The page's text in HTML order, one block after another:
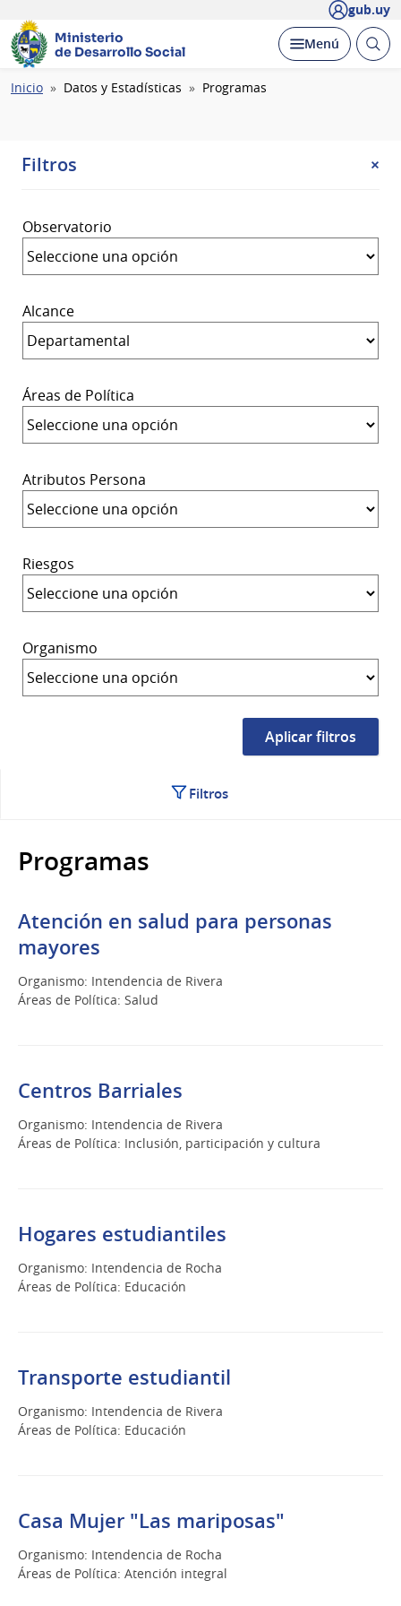
gub.uy
Ministerio
de Desarrollo Social
Desplegar
Menú Abrir
Ruta
Inicio Datos y Estadísticas Programas
Filtros +
Observatorio
Alcance
Áreas de Política
Atributos Persona
Riesgos
Organismo
Filtros
Programas
Atención en salud para personas
mayores
Organismo: Intendencia de Rivera
Áreas de Política: Salud
Centros Barriales
Organismo: Intendencia de Rivera
Áreas de Política: Inclusión, participación y cultura
Hogares estudiantiles
Organismo: Intendencia de Rocha
Áreas de Política: Educación
Transporte estudiantil
Organismo: Intendencia de Rivera
Áreas de Política: Educación
Casa Mujer "Las mariposas"
Organismo: Intendencia de Rocha
Áreas de Política: Atención integral